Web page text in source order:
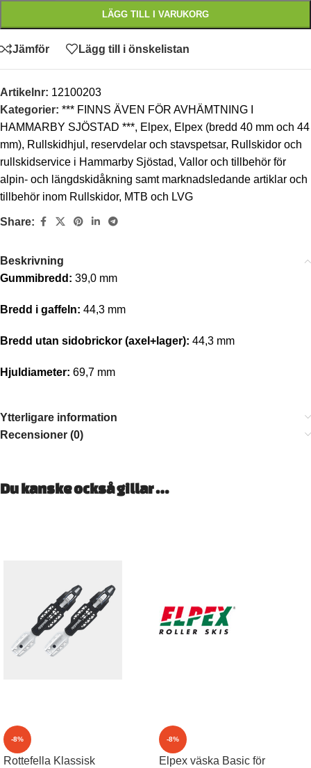
LÄGG TILL I VARUKORG
Jämför Lägg till i önskelistan
Artikelnr: 12100203
Kategorier: *** FINNS ÄVEN FÖR AVHÄMTNING I
HAMMARBY SJÖSTAD ***, Elpex, Elpex (bredd 40 mm och 44
mm), Rullskidhjul, reservdelar och stavspetsar, Rullskidor och
rullskidservice i Hammarby Sjöstad, Vallor och tillbehör för
alpin- och längdskidåkning samt marknadsledande artiklar och
tillbehör inom Rullskidor, MTB och LVG
Share:
Beskrivning
Gummibredd: 39,0 mm
Bredd i gaffeln: 44,3 mm
Bredd utan sidobrickor (axel+lager): 44,3 mm
Hjuldiameter: 69,7 mm
Ytterligare information
Recensioner (0)
Du kanske också gillar …
-8%
Rottefella Klassisk
-8%
Elpex väska Basic för